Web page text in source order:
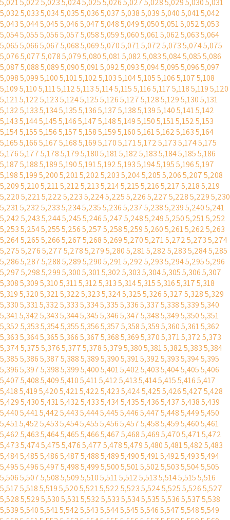
5,0215,0225,0235,0245,0255,0265,0275,0285,0295,0305,031
5,0325,0335,0345,0355,0365,0375,0385,0395,0405,0415,042
5,0435,0445,0455,0465,0475,0485,0495,0505,0515,0525,053
5,0545,0555,0565,0575,0585,0595,0605,0615,0625,0635,064
5,0655,0665,0675,0685,0695,0705,0715,0725,0735,0745,075
5,0765,0775,0785,0795,0805,0815,0825,0835,0845,0855,086
5,0875,0885,0895,0905,0915,0925,0935,0945,0955,0965,097
5,0985,0995,1005,1015,1025,1035,1045,1055,1065,1075,108
5,1095,1105,1115,1125,1135,1145,1155,1165,1175,1185,1195,120
5,1215,1225,1235,1245,1255,1265,1275,1285,1295,1305,131
5,1325,1335,1345,1355,1365,1375,1385,1395,1405,1415,142
5,1435,1445,1455,1465,1475,1485,1495,1505,1515,1525,153
5,1545,1555,1565,1575,1585,1595,1605,1615,1625,1635,164
5,1655,1665,1675,1685,1695,1705,1715,1725,1735,1745,175
5,1765,1775,1785,1795,1805,1815,1825,1835,1845,1855,186
5,1875,1885,1895,1905,1915,1925,1935,1945,1955,1965,197
5,1985,1995,2005,2015,2025,2035,2045,2055,2065,2075,208
5,2095,2105,2115,2125,2135,2145,2155,2165,2175,2185,219
5,2205,2215,2225,2235,2245,2255,2265,2275,2285,2295,230
5,2315,2325,2335,2345,2355,2365,2375,2385,2395,2405,241
5,2425,2435,2445,2455,2465,2475,2485,2495,2505,2515,252
5,2535,2545,2555,2565,2575,2585,2595,2605,2615,2625,263
5,2645,2655,2665,2675,2685,2695,2705,2715,2725,2735,274
5,2755,2765,2775,2785,2795,2805,2815,2825,2835,2845,285
5,2865,2875,2885,2895,2905,2915,2925,2935,2945,2955,296
5,2975,2985,2995,3005,3015,3025,3035,3045,3055,3065,307
5,3085,3095,3105,3115,3125,3135,3145,3155,3165,3175,318
5,3195,3205,3215,3225,3235,3245,3255,3265,3275,3285,329
5,3305,3315,3325,3335,3345,3355,3365,3375,3385,3395,340
5,3415,3425,3435,3445,3455,3465,3475,3485,3495,3505,351
5,3525,3535,3545,3555,3565,3575,3585,3595,3605,3615,362
5,3635,3645,3655,3665,3675,3685,3695,3705,3715,3725,373
5,3745,3755,3765,3775,3785,3795,3805,3815,3825,3835,384
5,3855,3865,3875,3885,3895,3905,3915,3925,3935,3945,395
5,3965,3975,3985,3995,4005,4015,4025,4035,4045,4055,406
5,4075,4085,4095,4105,4115,4125,4135,4145,4155,4165,417
5,4185,4195,4205,4215,4225,4235,4245,4255,4265,4275,428
5,4295,4305,4315,4325,4335,4345,4355,4365,4375,4385,439
5,4405,4415,4425,4435,4445,4455,4465,4475,4485,4495,450
5,4515,4525,4535,4545,4555,4565,4575,4585,4595,4605,461
5,4625,4635,4645,4655,4665,4675,4685,4695,4705,4715,472
5,4735,4745,4755,4765,4775,4785,4795,4805,4815,4825,483
5,4845,4855,4865,4875,4885,4895,4905,4915,4925,4935,494
5,4955,4965,4975,4985,4995,5005,5015,5025,5035,5045,505
5,5065,5075,5085,5095,5105,5115,5125,5135,5145,5155,516
5,5175,5185,5195,5205,5215,5225,5235,5245,5255,5265,527
5,5285,5295,5305,5315,5325,5335,5345,5355,5365,5375,538
5,5395,5405,5415,5425,5435,5445,5455,5465,5475,5485,549